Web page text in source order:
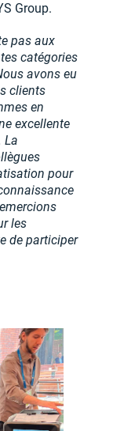
Group.
pas aux
catégories
avons eu
clients
en
excellente
La
pour
les
de participer